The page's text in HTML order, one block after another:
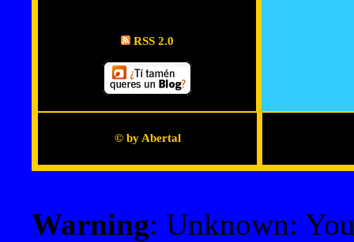
RSS 2.0
© by Abertal
Warning: Unknown: